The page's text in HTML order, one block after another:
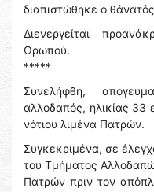
διαπιστώθηκε ο
Διενεργείται
Ωρωπού.
*****
Συνελήφθη,
αλλοδαπός, ηλικίας 33
νότιου λιμένα Πατρών.
Συγκεκριμένα, σε
του Τμήματος
Πατρών πριν τον